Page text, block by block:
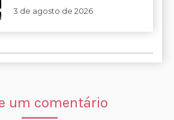
3 de agosto de 2026
um comentário